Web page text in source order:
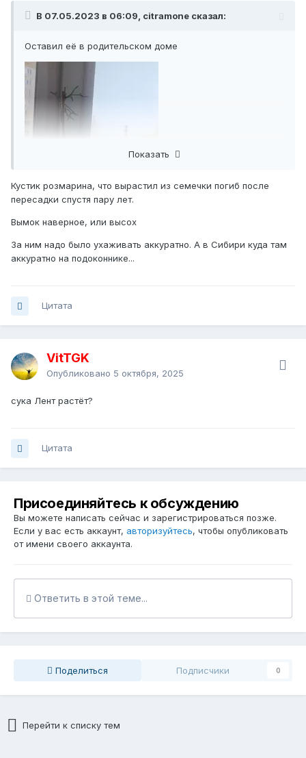
В 07.05.2023 в 06:09, citramone сказал:
Оставил её в родительском доме
Показать
Кустик розмарина, что вырастил из семечки погиб после
пересадки спустя пару лет.
Вымок наверное, или высох
За ним надо было ухаживать аккуратно. А в Сибири куда там
аккуратно на подоконнике...
Цитата
VitTGK
Опубликовано 5 октября, 2025
сука Лент растёт?
Цитата
Присоединяйтесь к обсуждению
Вы можете написать сейчас и зарегистрироваться позже.
Если у вас есть аккаунт, авторизуйтесь, чтобы опубликовать
от имени своего аккаунта.
Ответить в этой теме...
Поделиться Подписчики 0
Перейти к списку тем